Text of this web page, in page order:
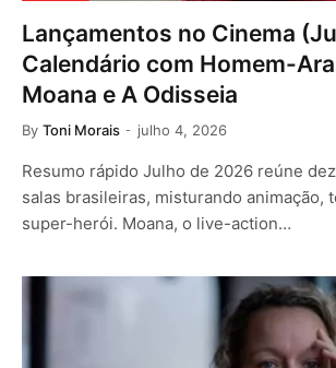
Lançamentos no Cinema
Calendário com Homem-
Moana e A Odisseia
By Toni Morais julho 4, 2026
Resumo rápido Julho de 2026 reúne
salas brasileiras, misturando animação,
super-herói. Moana, o live-action…